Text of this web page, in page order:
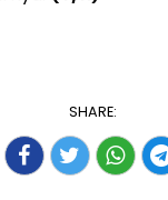
SHARE: